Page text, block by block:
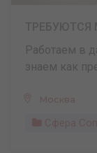
Работаем в
знаем как
Москва
Сфера